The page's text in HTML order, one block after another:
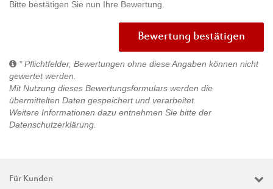
Bitte bestätigen Sie nun Ihre Bewertung.
Bewertung bestätigen
* Pflichtfelder, Bewertungen ohne diese Angaben können nicht
gewertet werden.
Mit Nutzung dieses Bewertungsformulars werden die
übermittelten Daten gespeichert und verarbeitet.
Weitere Informationen dazu entnehmen Sie bitte der
Datenschutzerklärung
Für Kunden